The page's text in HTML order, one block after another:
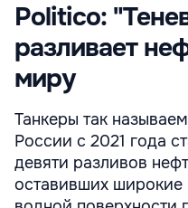
Politico:
разливает
миру
Танкеры так
России с 2021 года
девяти разливов
оставивших широкие